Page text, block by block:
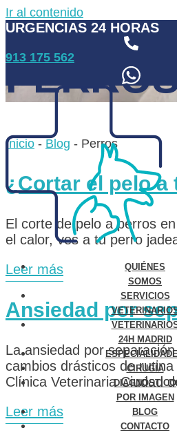
Ir al contenido
URGENCIAS 24 HORAS
913 175 562
QUIÉNES
SOMOS
SERVICIOS
24H MADRID
CIRUGÍA
DIAGNÓSTICO
POR IMAGEN
BLOG
CONTACTO
Inicio-Blog - Perros
¿Cortar el pelo a
El corte de pelo a perros
el calor, ves a tu perro
Leer más
Ansiedad por
La ansiedad por
cambios drásticos de
Clínica Veterinaria Ciudad
Leer más